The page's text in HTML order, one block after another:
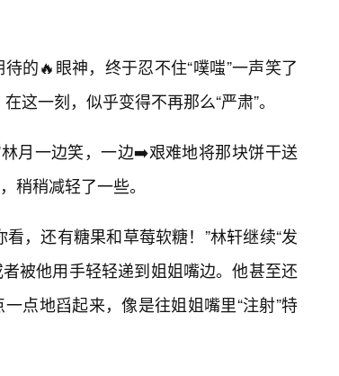
的🔥眼神，终于忍不住“噗嗤”一声笑了
这一刻，似乎变得不再那么“严肃”。
月一边笑，一边➡️艰难地将那块饼干送
稍稍减轻了一些。
看，还有糖果和草莓软糖！”林轩继续“发
被他用手轻轻递到姐姐嘴边。他甚至还
点地舀起来，像是往姐姐嘴里“注射”特